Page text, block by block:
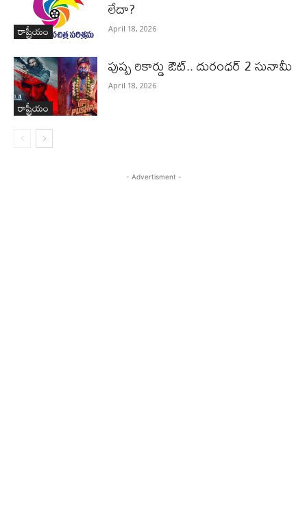
రాష్ట్రీయం
లేదా?
April 18, 2026
రాష్ట్రీయం
పుష్ప రికార్డు ఔట్‌.. దురంధ‌ర్ 2 సునామీ
April 18, 2026
- Advertisment -